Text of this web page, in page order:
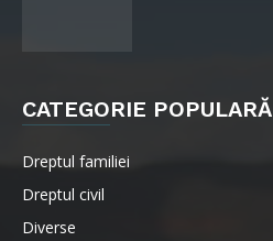
CATEGORIE POPULARĂ
Dreptul familiei
Dreptul civil
Diverse